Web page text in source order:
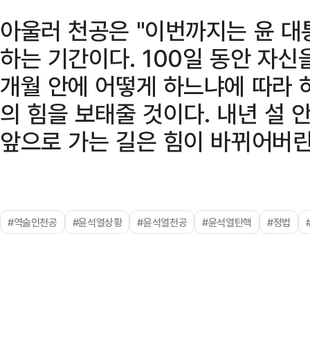
아울러 천공은 "이번까지는 윤
하는 기간이다. 100일 동안 자
개월 안에 어떻게 하느냐에 따라
의 힘을 보태줄 것이다. 내년 설
앞으로 가는 길은 힘이 바뀌어버
#역술인천공 #윤석열상황 #윤석열천공 #윤석열탄핵 #정법